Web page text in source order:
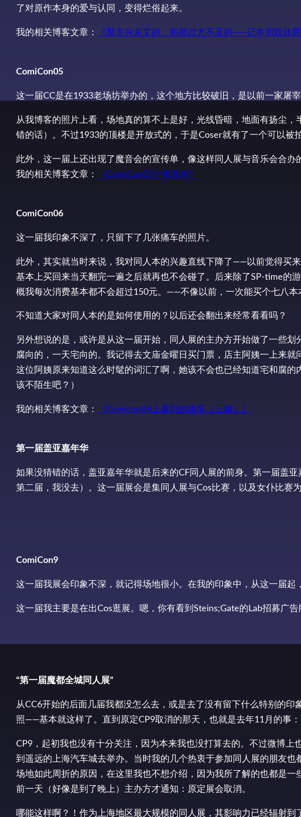
了对原作本身的爱与认同，变得烂俗起来。
我的相关博客文章： 《那方兴未艾的，和那过尤不及的——记本周双休
ComiCon05
这一届CC是在1933老场坊举办的，这个地方比较破旧，是以前一家屠
从我博客的照片上看，场地真的算不上是好，光线昏暗，地面有扬尘
错的话）。不过1933的顶楼是开放式的，于是Coser就有了一个可以被
此外，这一届上还出现了魔音会的宣传单，像这样同人展与音乐会合办
我的相关博客文章：
《ComiCon05少量真相》
ComiCon06
这一届我印象不深了，只留下了几张痛车的照片。
此外，其实就当时来说，我对同人本的兴趣直线下降了——以前觉得买
基本上买回来当天翻完一遍之后就再也不会碰了。后来除了SP-time的
概我每次消费基本都不会超过150元。——不像以前，一次能买个七八本
不知道大家对同人本的是如何使用的？以后还会翻出来经常看看吗？
另外想说的是，或许是从这一届开始，同人展的主办方开始做了一些
腐向的，一天宅向的。我记得去文庙金曜日买门票，店主阿姨一上来就
这位阿姨原来知道这么时髦的词汇了啊，她该不会也已经知道宅和腐
该不陌生吧？）
我的相关博客文章： 《Comicon06上看到的痛车（三辆）》
第一届盖亚嘉年华
如果没猜错的话，盖亚嘉年华就是后来的CF同人展的前身。第一届盖
第二届，我没去）。这一届展会是集同人展与Cos比赛，以及女仆比赛
ComiCon9
这一届我展会印象不深，就记得场地很小。在我的印象中，从这一届起
这一届我主要是在出Cos逛展。嗯，你有看到Steins;Gate的Lab招募广告
“第一届魔都全城同人展”
从CC6开始的后面几届我都没怎么去，或是去了没有留下什么特别的
照——基本就这样了。直到原定CP9取消的那天，也就是去年11月的事：
CP9，起初我也没有十分关注，因为本来我也没打算去的。不过微博
到遥远的上海汽车城去举办。当时我的几个热衷于参加同人展的朋友
场地如此周折的原因，在这里我也不想介绍，因为我所了解的也都是
前一天（好像是到了晚上）主办方才通知：原定展会取消。
哪能这样啊？！作为上海地区最大规模的同人展，其影响力已经辐射